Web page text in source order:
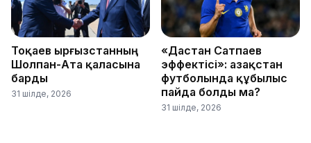
Тоқаев Қырғызстанның
Шолпан-Ата қаласына
барды
31 шілде, 2026
«Дастан Сатпаев
эффектісі»: Қазақстан
футболында құбылыс
пайда болды ма?
31 шілде, 2026